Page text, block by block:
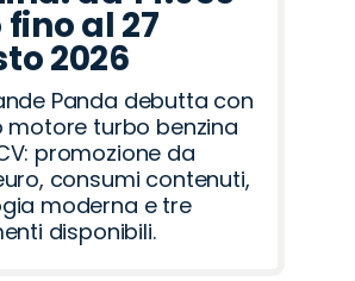
al 27
2026
Panda debutta con
motore turbo benzina
promozione da
consumi contenuti,
moderna e tre
disponibili.